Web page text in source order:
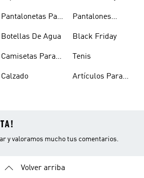
Pantalonetas Para
Botellas De Agua
Camisetas Para
Calzado
Pantalones
Black Friday
Tenis
Artículos Para
y valoramos mucho tus comentarios.
Volver arriba